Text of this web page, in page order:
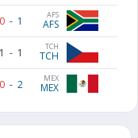
0 - 1 AFS
AFS
1 - 1 TCH
TCH
0 - 2 MEX
MEX